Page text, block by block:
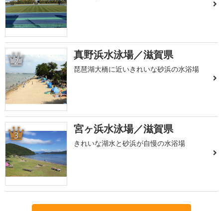
2 真野浜水泳場／滋賀県
琵琶湖大橋に近いきれいな砂浜の水浴場
3 宮ヶ浜水泳場／滋賀県
きれいな湖水と砂浜が自慢の水浴場